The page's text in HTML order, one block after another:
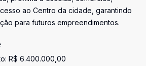
ao Centro da cidade, garantindo
para futuros empreendimentos.
R$ 6.400.000,00